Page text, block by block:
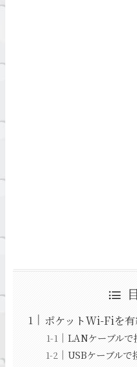
ポケットWi-Fiを
LANケーブルで
USBケーブルで